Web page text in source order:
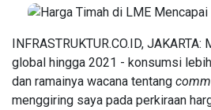
Energi
(56)
Energi
(47)
Featured
(41)
Berita
INFRASTRUKTUR.CO.ID,
global hingga 2021 - konsumsi
dan ramainya wacana tentang
menggiring saya pada perkiraan